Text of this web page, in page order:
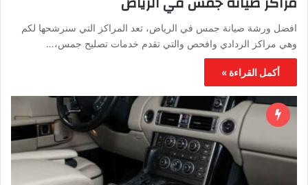
افضل ورشة صيانة جمس في الرياض، تعد المراكز التي سنرشحها لكم
وهي مراكز الردادي وافحص والتي تقدم خدمات تصليح جمس،…
أكمل القراءة »